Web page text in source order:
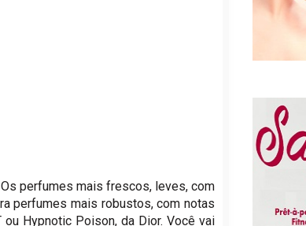
perfumes mais frescos, leves, com
perfumes mais robustos, com notas
Hypnotic Poison, da Dior. Você vai